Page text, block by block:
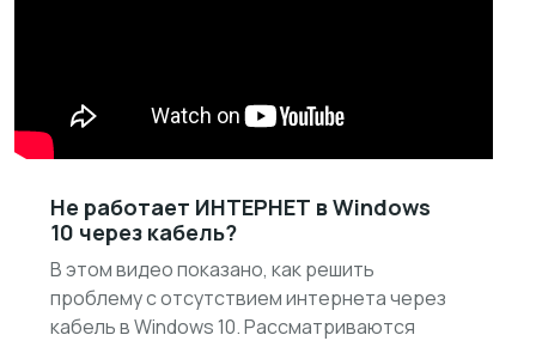
Не работает ИНТЕРНЕТ в Windows
10 через кабель?
В этом видео показано, как решить
проблему с отсутствием интернета через
кабель в Windows 10. Рассматриваются